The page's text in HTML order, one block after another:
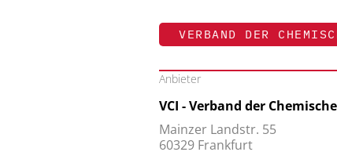
VERBAND DER
Anbieter
VCI - Verband der
Mainzer Landstr. 55
60329 Frankfurt